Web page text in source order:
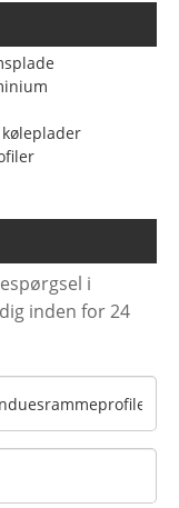
i
inden for 24